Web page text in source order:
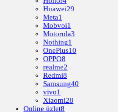
Huawei29
Meta1
Mobvoi1
Motorola3
Nothing1
OnePlus10
OPPO8
realme2
Redmi8
Samsung40
vivo1
Xiaomi28
Online üzlet8